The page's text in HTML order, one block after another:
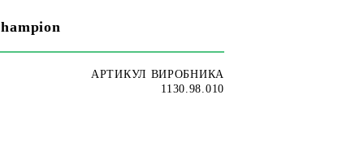
АРТИКУЛ ВИРОБНИКА
1130.98.010